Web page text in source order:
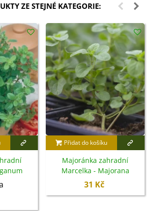
ZE STEJNÉ KATEGORIE:
- 300
Přidat do košíku
Majoránka zahradní
Marcelka - Majorana
hortensis - semena - 500 ks
31 Kč